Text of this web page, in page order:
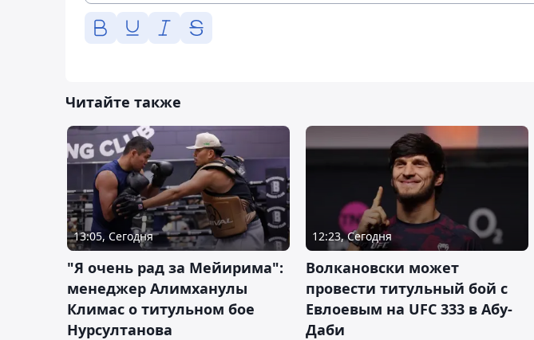
Читайте также
13:05, Сегодня
"Я очень рад за Мейирима":
менеджер Алимханулы
Климас о титульном бое
Нурсултанова
12:23, Сегодня
Волкановски может
провести титульный бой с
Евлоевым на UFC 333 в Абу-
Даби